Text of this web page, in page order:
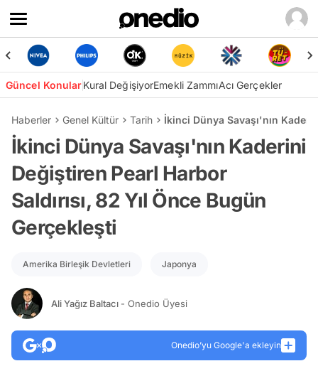
Güncel KonularKural DeğişiyorEmekli ZammıAcı Gerçekler
Haberler Genel Kültür Tarih İkinci Dünya Savaşı'nın
İkinci Dünya Savaşı'nın Kaderini
Değiştiren Pearl Harbor
Saldırısı, 82 Yıl Önce Bugün
Gerçekleşti
Amerika Birleşik Devletleri Japonya
Ali Yağız Baltacı - Onedio Üyesi
Onedio’yu Google'a ekleyin